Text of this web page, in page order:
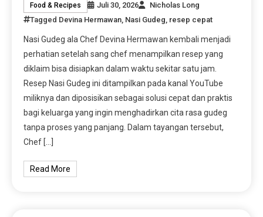
Food & Recipes Juli 30, 2026
Nicholas Long
Tagged Devina Hermawan, Nasi Gudeg, resep cepat
Nasi Gudeg ala Chef Devina Hermawan kembali menjadi
perhatian setelah sang chef menampilkan resep yang
diklaim bisa disiapkan dalam waktu sekitar satu jam.
Resep Nasi Gudeg ini ditampilkan pada kanal YouTube
miliknya dan diposisikan sebagai solusi cepat dan praktis
bagi keluarga yang ingin menghadirkan cita rasa gudeg
tanpa proses yang panjang. Dalam tayangan tersebut,
Chef […]
Read More